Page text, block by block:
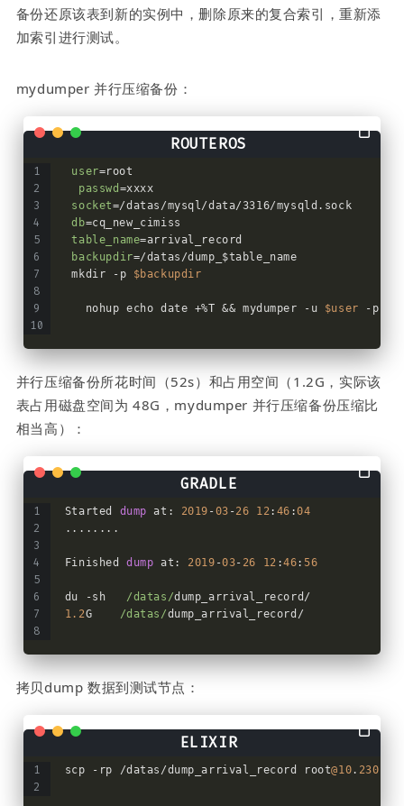
备份还原该表到新的实例中，删除原来的复合索引，重新添
加索引进行测试。
mydumper 并行压缩备份：
user=root
passwd =xxxx
socket=/datas/mysql/data/3316/mysqld.sock
db=cq_new_cimiss
table_name=arrival_record
backupdir=/datas/dump_$table_name
mkdir -p $backupdir
nohup echo date +%T && mydumper -u $user -p
并行压缩备份所花时间（52s）和占用空间（1.2G，实际该
表占用磁盘空间为 48G，mydumper 并行压缩备份压缩比
相当高）：
Started dump at: 2019 -03 -26 12: 46 :04
........
Finished dump at: 2019 -03- 26 12 :46: 56
du -sh /datas/dump_arrival_record/
1.2G /datas/dump_arrival_record/
拷贝dump 数据到测试节点：
scp -rp /datas/dump_arrival_record root@10.